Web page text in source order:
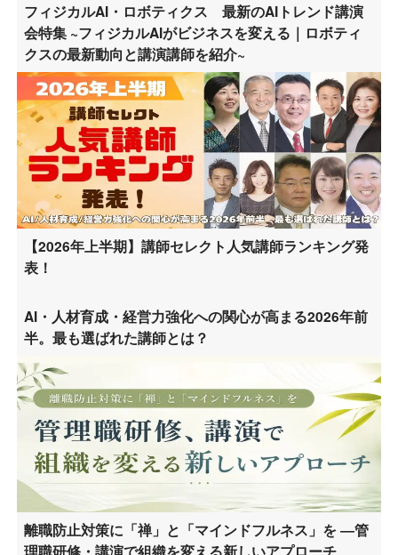
フィジカルAI・ロボティクス 最新のAIトレンド講演
会特集 ~フィジカルAIがビジネスを変える｜ロボティ
クスの最新動向と講演講師を紹介~
【2026年上半期】講師セレクト人気講師ランキング発
表！
AI・人材育成・経営力強化への関心が高まる2026年前
半。最も選ばれた講師とは？
離職防止対策に「禅」と「マインドフルネス」を ―管